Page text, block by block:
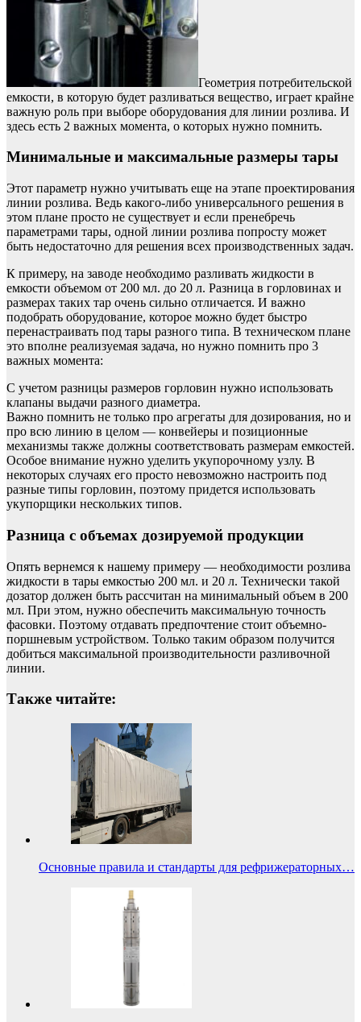
Геометрия потребительской
емкости, в которую будет разливаться вещество, играет крайне
важную роль при выборе оборудования для линии розлива. И
здесь есть 2 важных момента, о которых нужно помнить.
Минимальные и максимальные размеры тары
Этот параметр нужно учитывать еще на этапе проектирования
линии розлива. Ведь какого-либо универсального решения в
этом плане просто не существует и если пренебречь
параметрами тары, одной линии розлива попросту может
быть недостаточно для решения всех производственных задач.
К примеру, на заводе необходимо разливать жидкости в
емкости объемом от 200 мл. до 20 л. Разница в горловинах и
размерах таких тар очень сильно отличается. И важно
подобрать оборудование, которое можно будет быстро
перенастраивать под тары разного типа. В техническом плане
это вполне реализуемая задача, но нужно помнить про 3
важных момента:
С учетом разницы размеров горловин нужно использовать
клапаны выдачи разного диаметра.
Важно помнить не только про агрегаты для дозирования, но и
про всю линию в целом — конвейеры и позиционные
механизмы также должны соответствовать размерам емкостей.
Особое внимание нужно уделить укупорочному узлу. В
некоторых случаях его просто невозможно настроить под
разные типы горловин, поэтому придется использовать
укупорщики нескольких типов.
Разница с объемах дозируемой продукции
Опять вернемся к нашему примеру — необходимости розлива
жидкости в тары емкостью 200 мл. и 20 л. Технически такой
дозатор должен быть рассчитан на минимальный объем в 200
мл. При этом, нужно обеспечить максимальную точность
фасовки. Поэтому отдавать предпочтение стоит объемно-
поршневым устройством. Только таким образом получится
добиться максимальной производительности разливочной
линии.
Также читайте:
Основные правила и стандарты для рефрижераторных…